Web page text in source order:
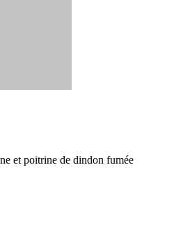
et poitrine de dindon fumée